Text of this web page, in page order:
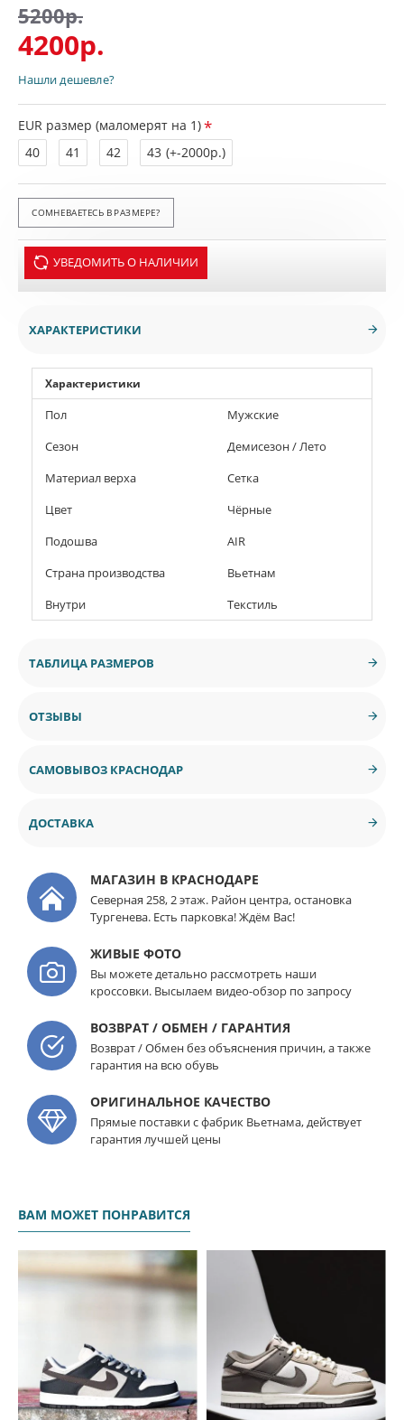
4200р.
5200р.
EUR размер (маломерят на 1)
40
41 42 43 (+-2000р.)
УВЕДОМИТЬ О НАЛИЧИИ
Нашли дешевле?
ХАРАКТЕРИСТИКИ
Характеристики
Пол
Мужские
Сезон
Демисезон / Лето
Материал верха
Сетка
Цвет
Чёрные
Подошва
AIR
Страна производства
Вьетнам
Внутри
Текстиль
ТАБЛИЦА РАЗМЕРОВ
ОТЗЫВЫ
САМОВЫВОЗ КРАСНОДАР
ДОСТАВКА
СОМНЕВАЕТЕСЬ В РАЗМЕРЕ?
МАГАЗИН В КРАСНОДАРЕ
Северная 258, 2 этаж. Район центра, остановка
Тургенева. Есть парковка! Ждём Вас!
ЖИВЫЕ ФОТО
Вы можете детально рассмотреть наши
кроссовки. Высылаем видео-обзор по запросу
ВОЗВРАТ / ОБМЕН / ГАРАНТИЯ
Возврат / Обмен без объяснения причин, а также
гарантия на всю обувь
ОРИГИНАЛЬНОЕ КАЧЕСТВО
Прямые поставки с фабрик Вьетнама, действует
гарантия лучшей цены
ВАМ МОЖЕТ ПОНРАВИТСЯ